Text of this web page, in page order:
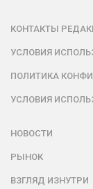
КОНТАКТЫ
УСЛОВИЯ
ПОЛИТИКА
УСЛОВИЯ
НОВОСТИ
РЫНОК
ВЗГЛЯД ИЗНУТРИ